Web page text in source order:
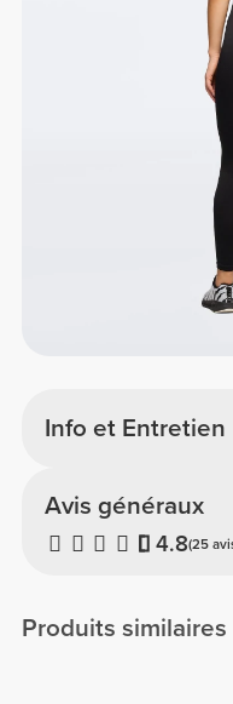
Info et Entretien
Avis généraux
4.8(25
Produits similaires